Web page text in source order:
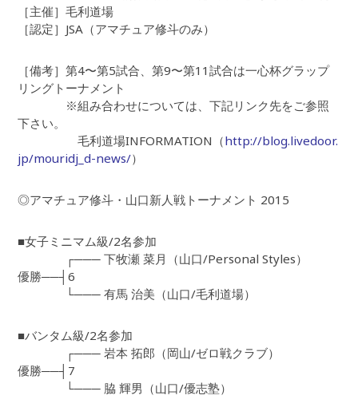
［主催］毛利道場
［認定］JSA（アマチュア修斗のみ）
［備考］第4〜第5試合、第9〜第11試合は一心杯グラップ
リングトーナメント
※組み合わせについては、下記リンク先をご参照
下さい。
毛利道場INFORMATION（http://blog.livedoor.
jp/mouridj_d-news/）
◎アマチュア修斗・山口新人戦トーナメント 2015
■女子ミニマム級/2名参加
┌─── 下牧瀬 菜月（山口/Personal Styles）
優勝──┤6
└─── 有馬 治美（山口/毛利道場）
■バンタム級/2名参加
┌─── 岩本 拓郎（岡山/ゼロ戦クラブ）
優勝──┤7
└─── 脇 輝男（山口/優志塾）